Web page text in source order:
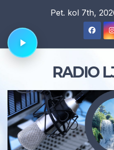
content
Pet. kol 7th,
RADIO